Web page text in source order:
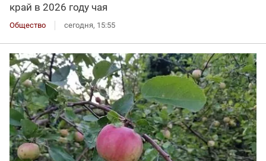
край в 2026 году чая
Общество сегодня, 15:55